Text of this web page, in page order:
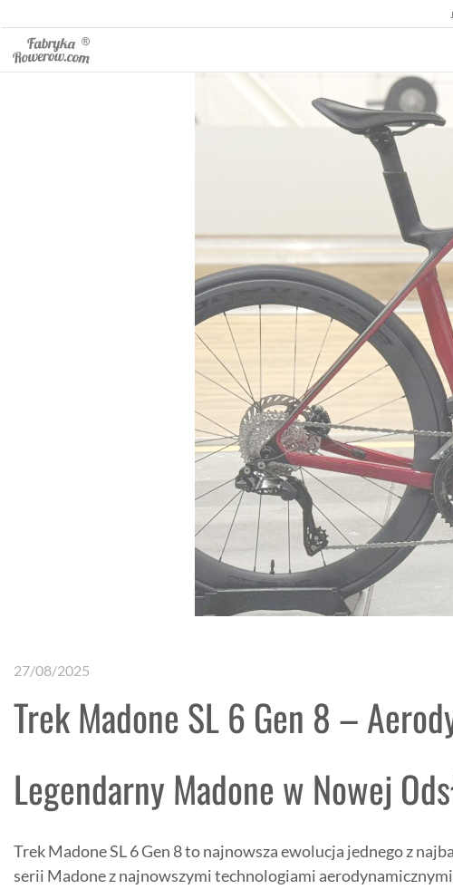
27/08/2025
Trek Madone SL 6 Gen 8 –
Legendarny Madone w Nowej
Trek Madone SL 6 Gen 8 to najnowsza ewolucja jednego z
serii Madone z najnowszymi technologiami